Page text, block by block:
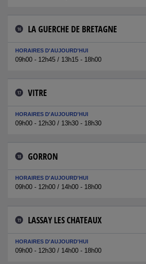
16 LA GUERCHE DE BRETAGNE
HORAIRES D'AUJOURD'HUI
09h00 - 12h45 / 13h15 - 18h00
17 VITRE
HORAIRES D'AUJOURD'HUI
09h00 - 12h30 / 13h30 - 18h30
18 GORRON
HORAIRES D'AUJOURD'HUI
09h00 - 12h00 / 14h00 - 18h00
19 LASSAY LES CHATEAUX
HORAIRES D'AUJOURD'HUI
09h00 - 12h30 / 14h00 - 18h00